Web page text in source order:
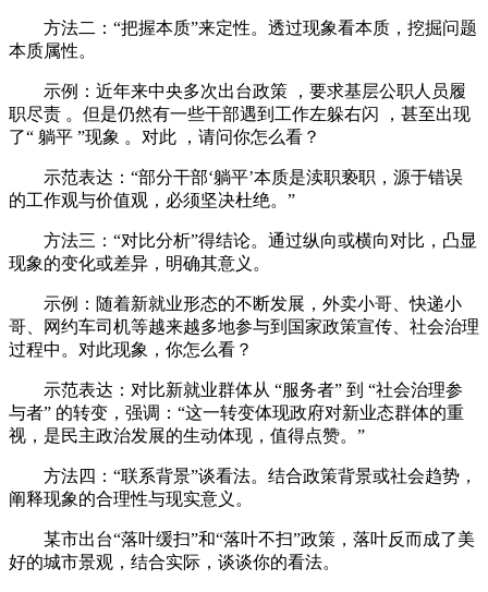
方法二：“把握本质”来定性。透过现象看本质，挖掘问题
本质属性。
示例：近年来中央多次出台政策 ，要求基层公职人员履
职尽责 。但是仍然有一些干部遇到工作左躲右闪 ，甚至出现
了“ 躺平 ”现象 。对此 ，请问你怎么看？
示范表达：“部分干部‘躺平’本质是渎职亵职，源于错误
的工作观与价值观，必须坚决杜绝。”
方法三：“对比分析”得结论。通过纵向或横向对比，凸显
现象的变化或差异，明确其意义。
示例：随着新就业形态的不断发展，外卖小哥、快递小
哥、网约车司机等越来越多地参与到国家政策宣传、社会治理
过程中。对此现象，你怎么看？
示范表达：对比新就业群体从 “服务者” 到 “社会治理参
与者” 的转变，强调：“这一转变体现政府对新业态群体的重
视，是民主政治发展的生动体现，值得点赞。”
方法四：“联系背景”谈看法。结合政策背景或社会趋势，
阐释现象的合理性与现实意义。
某市出台“落叶缓扫”和“落叶不扫”政策，落叶反而成了美
好的城市景观，结合实际，谈谈你的看法。